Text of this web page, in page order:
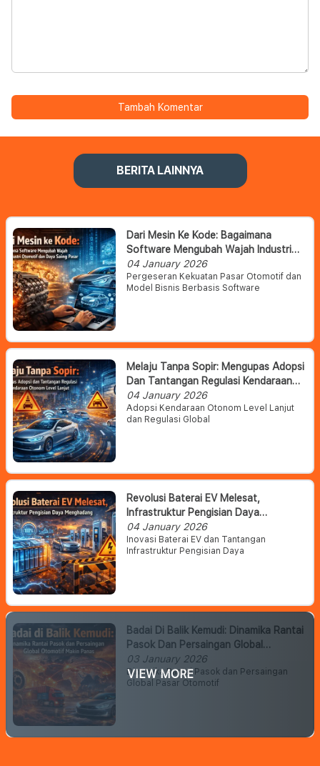
Tambah Komentar
BERITA LAINNYA
Dari Mesin Ke Kode: Bagaimana
Software Mengubah Wajah Industri
Otomotif Dan Daya Saing Pasar
04 January 2026
Pergeseran Kekuatan Pasar Otomotif dan
Model Bisnis Berbasis Software
Melaju Tanpa Sopir: Mengupas Adopsi
Dan Tantangan Regulasi Kendaraan
Otonom Level Lanjut
04 January 2026
Adopsi Kendaraan Otonom Level Lanjut
dan Regulasi Global
Revolusi Baterai EV Melesat,
Infrastruktur Pengisian Daya
Menghadang
04 January 2026
Inovasi Baterai EV dan Tantangan
Infrastruktur Pengisian Daya
Badai Di Balik Kemudi: Dinamika Rantai
Pasok Dan Persaingan Global
Otomotif Makin Panas
03 January 2026
Dinamika Rantai Pasok dan Persaingan
Global Pasar Otomotif
VIEW MORE